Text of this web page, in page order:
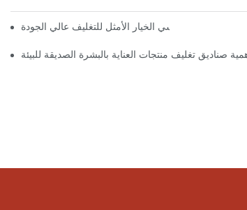
الإغلاق المغناطيسي الخيار الأمثل للتغليف عالي الجودة
صناديق تغليف منتجات العناية بالبشرة الصديقة للبيئة